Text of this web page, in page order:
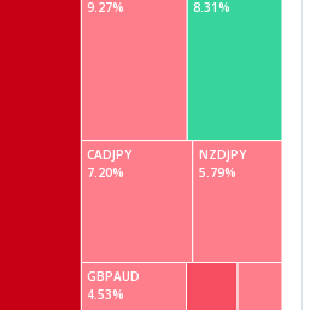
CADJPY NZDJPY
GBPAUD
9.27% 8.31%
7.20% 5.79%
4.53%